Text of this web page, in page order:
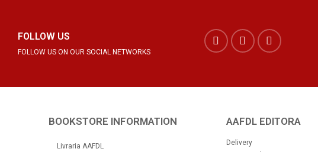
FOLLOW US
FOLLOW US ON OUR SOCIAL NETWORKS
BOOKSTORE INFORMATION
Livraria AAFDL
AAFDL EDITORA
Delivery